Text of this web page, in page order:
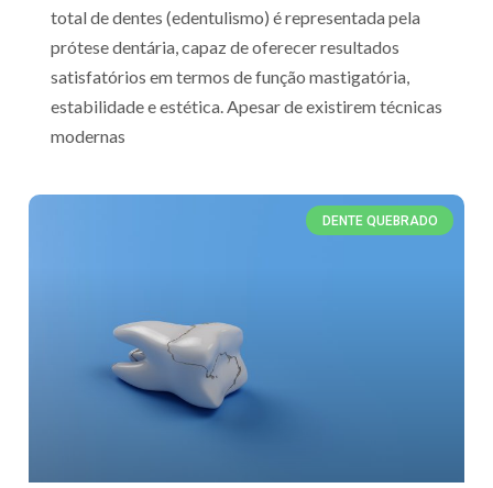
total de dentes (edentulismo) é representada pela
prótese dentária, capaz de oferecer resultados
satisfatórios em termos de função mastigatória,
estabilidade e estética. Apesar de existirem técnicas
modernas
DENTE QUEBRADO